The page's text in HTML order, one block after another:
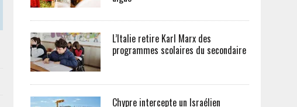
L’Italie retire Karl Marx des
programmes scolaires du secondaire
Chypre intercepte un Israélien